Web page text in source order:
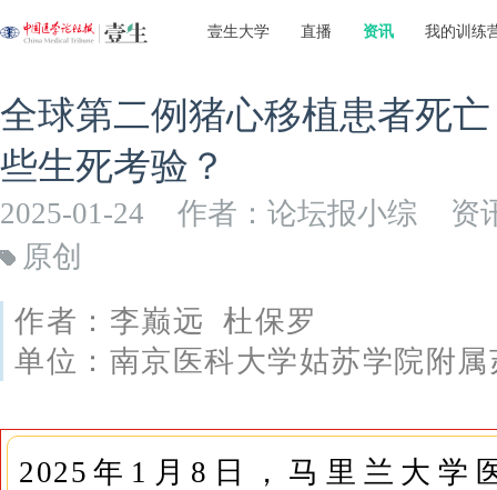
壹生大学 直播 资讯 我的训练
全球第二例猪心移植患者死
些生死考验？
2025-01-24 作者：论坛报小综
资
原创
作者：李巅远 杜保罗
单位：南京医科大学姑苏学院附
2025年1月8日，马里兰大学